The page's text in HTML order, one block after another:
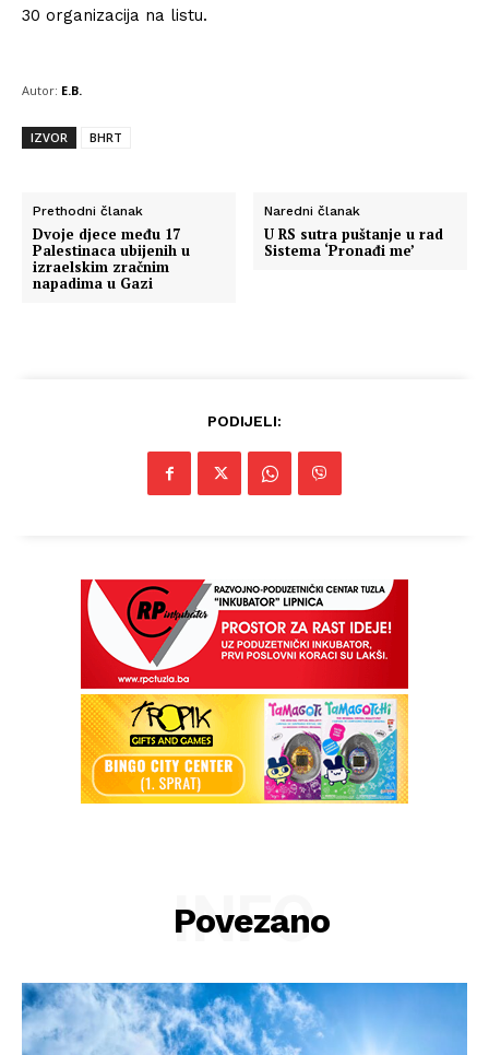
30 organizacija na listu.
Autor: E.B.
IZVOR BHRT
Prethodni članak
Dvoje djece među 17
Palestinaca ubijenih u
izraelskim zračnim
napadima u Gazi
Naredni članak
U RS sutra puštanje u rad
Sistema ‘Pronađi me’
PODIJELI:
Povezano
INFO